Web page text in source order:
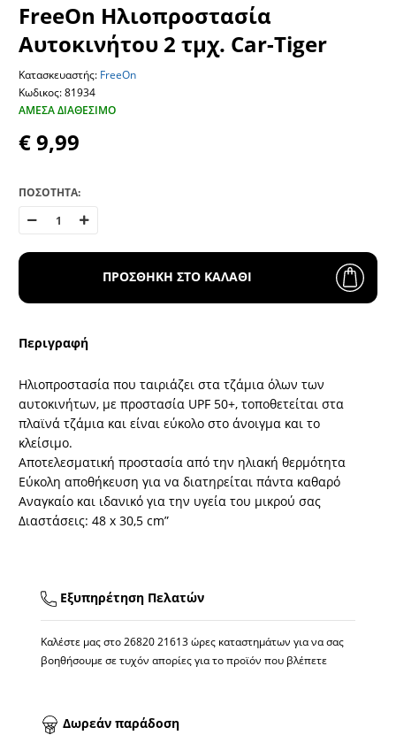
FreeOn Ηλιοπροστασία
Αυτοκινήτου 2 τμχ. Car-Tiger
Κατασκευαστής: FreeOn
Κωδικος: 81934
ΆΜΕΣΑ ΔΙΑΘΈΣΙΜΟ
€ 9,99
ΠΟΣΟΤΗΤΑ:
ΠΡΟΣΘΗΚΗ ΣΤΟ ΚΑΛΑΘΙ
Περιγραφή
Ηλιοπροστασία που ταιριάζει στα τζάμια όλων των
αυτοκινήτων, με προστασία UPF 50+, τοποθετείται στα
πλαϊνά τζάμια και είναι εύκολο στο άνοιγμα και το
κλείσιμο.
Αποτελεσματική προστασία από την ηλιακή θερμότητα
Εύκολη αποθήκευση για να διατηρείται πάντα καθαρό
Αναγκαίο και ιδανικό για την υγεία του μικρού σας
Διαστάσεις: 48 x 30,5 cm”
Εξυπηρέτηση Πελατών
Καλέστε μας στο26820 21613ώρες καταστημάτων για να σας
βοηθήσουμε σε τυχόν απορίες για το προϊόν που βλέπετε
Δωρεάν παράδοση